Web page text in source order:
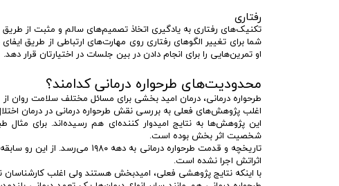
رفتاری
تکنیک‌های رفتاری به یادگیری اتخاذ تصمیم‌های سالم و مثبت از
شما برای تغییر الگوهای رفتاری روی مهارت‌های ارتباطی از طریق
او تمرین‌هایی را برای انجام دادن در بین جلسات در اختیارتان قرار دهد.
محدودیت‌های طرحواره درمانی کدامند؟
طرحواره درمانی، درمان امید بخشی برای مسائل مختلف سلامت روان
اغلب پژوهش‌های فعلی به بررسی نقش طرحواره درمانی در درمان
شخصیت اثر بخش بوده است.
تاریخچه و قدمت طرحواره
اثراتش اجرا نشده است.
با اینکه نتایج پژوهشی فعلی، امیدبخش هستند ولی اغلب